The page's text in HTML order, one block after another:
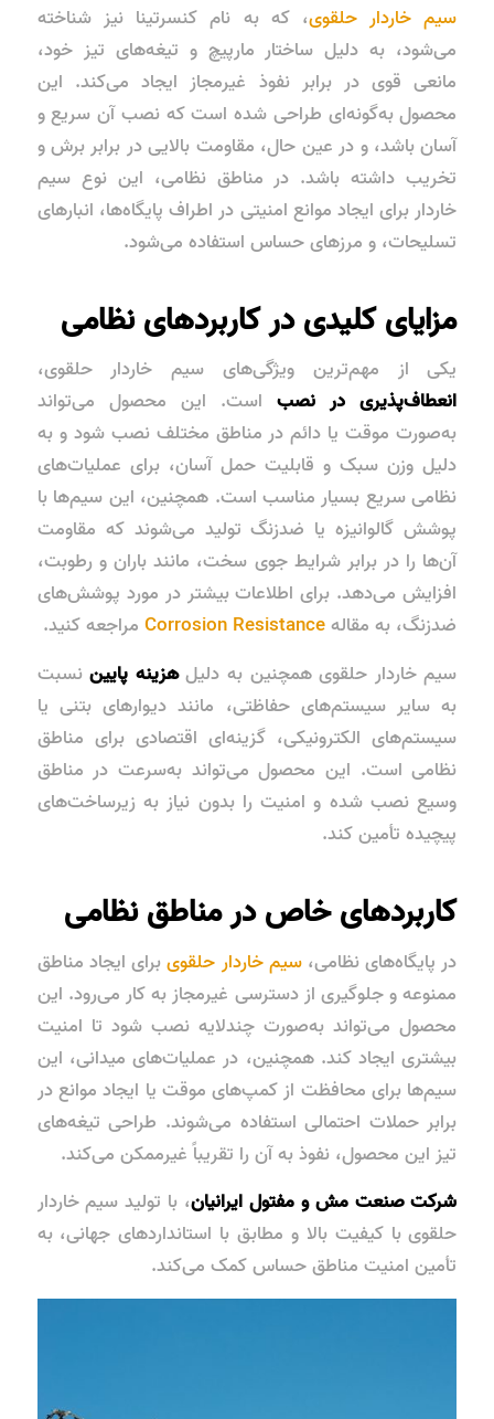
سیم خاردار حلقوی، که به نام کنسرتینا نیز شناخته
می‌شود، به دلیل ساختار مارپیچ و تیغه‌های تیز خود،
مانعی قوی در برابر نفوذ غیرمجاز ایجاد می‌کند. این
محصول به‌گونه‌ای طراحی شده است که نصب آن سریع و
آسان باشد، و در عین حال، مقاومت بالایی در برابر برش و
تخریب داشته باشد. در مناطق نظامی، این نوع سیم
خاردار برای ایجاد موانع امنیتی در اطراف پایگاه‌ها، انبارهای
تسلیحات، و مرزهای حساس استفاده می‌شود.
مزایای کلیدی در کاربردهای نظامی
یکی از مهم‌ترین ویژگی‌های سیم خاردار حلقوی،
انعطاف‌پذیری در نصباست. این محصول می‌تواند
به‌صورت موقت یا دائم در مناطق مختلف نصب شود و به
دلیل وزن سبک و قابلیت حمل آسان، برای عملیات‌های
نظامی سریع بسیار مناسب است. همچنین، این سیم‌ها با
پوشش گالوانیزه یا ضدزنگ تولید می‌شوند که مقاومت
آن‌ها را در برابر شرایط جوی سخت، مانند باران و رطوبت،
افزایش می‌دهد. برای اطلاعات بیشتر در مورد پوشش‌های
ضدزنگ، به مقالهCorrosion Resistanceمراجعه کنید.
سیم خاردار حلقوی همچنین به دلیلهزینه پاییننسبت
به سایر سیستم‌های حفاظتی، مانند دیوارهای بتنی یا
سیستم‌های الکترونیکی، گزینه‌ای اقتصادی برای مناطق
نظامی است. این محصول می‌تواند به‌سرعت در مناطق
وسیع نصب شده و امنیت را بدون نیاز به زیرساخت‌های
پیچیده تأمین کند.
کاربردهای خاص در مناطق نظامی
در پایگاه‌های نظامی،سیم خاردار حلقویبرای ایجاد مناطق
ممنوعهو جلوگیری از دسترسی غیرمجاز به کار می‌رود. این
محصول می‌تواند به‌صورت چندلایه نصب شود تا امنیت
بیشتری ایجاد کند. همچنین، در عملیات‌های میدانی، این
سیم‌ها برای محافظت از کمپ‌های موقت یا ایجاد موانع در
برابر حملات احتمالی استفاده می‌شوند. طراحی تیغه‌های
تیز این محصول، نفوذ به آن را تقریباً غیرممکن می‌کند.
شرکت صنعت مش و مفتول ایرانیان، با تولید سیم خاردار
حلقوی با کیفیت بالا و مطابق با استانداردهای جهانی، به
تأمین امنیت مناطق حساس کمک می‌کند.